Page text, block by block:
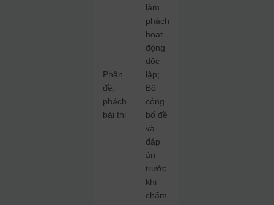
Phân
đề,
phách
bài thi
làm
phách
hoạt
động
độc
lập;
Bộ
công
bố đề
và
đáp
án
trước
khi
chấm